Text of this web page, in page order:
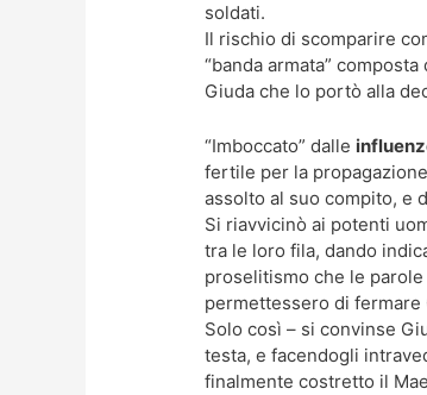
soldati.
Il rischio di scomparire
“banda armata”
Giuda che lo portò alla
“Imboccato” dalle
fertile per la
assolto al suo compito, e
Si riavvicinò ai potenti
tra le loro fila, dando
proselitismo che le parole
permettessero di fermare
Solo così – si convinse
testa, e facendogli
finalmente costretto il